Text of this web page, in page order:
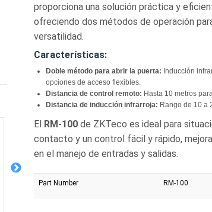
proporciona una solución práctica y
ofreciendo dos métodos de operación
versatilidad.
Características:
Doble método para abrir la puerta: Inducción
opciones de acceso flexibles.
Distancia de control remoto: Hasta 10 metros
Distancia de inducción infrarroja: Rango de 10 a
El RM-100 de ZKTeco es ideal para
contacto y un control fácil y rápido,
en el manejo de entradas y salidas.
Part Number RM-100